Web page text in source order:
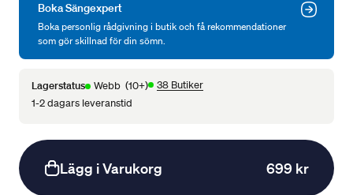
Boka Sängexpert
Boka personlig rådgivning i butik och få rekommendationer
som gör skillnad för din sömn.
Lagerstatus Webb (10+)
38 Butiker
1-2 dagars leveranstid
Lägg i Varukorg 699 kr